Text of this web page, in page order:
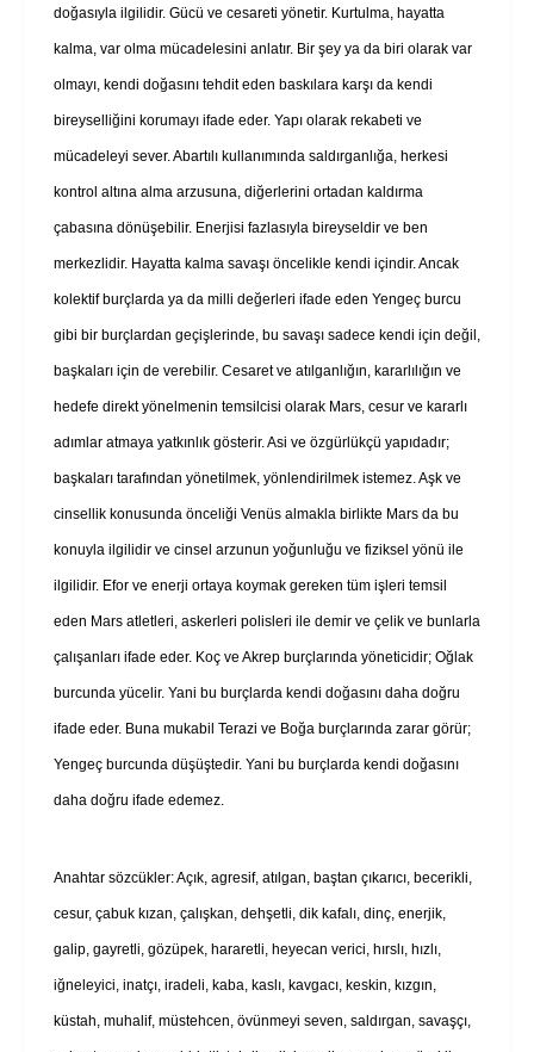
doğasıyla ilgilidir. Gücü ve cesareti yönetir. Kurtulma, hayatta
kalma, var olma mücadelesini anlatır. Bir şey ya da biri olarak var
olmayı, kendi doğasını tehdit eden baskılara karşı da kendi
bireyselliğini korumayı ifade eder. Yapı olarak rekabeti ve
mücadeleyi sever. Abartılı kullanımında saldırganlığa, herkesi
kontrol altına alma arzusuna, diğerlerini ortadan kaldırma
çabasına dönüşebilir. Enerjisi fazlasıyla bireyseldir ve ben
merkezlidir. Hayatta kalma savaşı öncelikle kendi içindir. Ancak
kolektif burçlarda ya da milli değerleri ifade eden Yengeç burcu
gibi bir burçlardan geçişlerinde, bu savaşı sadece kendi için değil,
başkaları için de verebilir. Cesaret ve atılganlığın, kararlılığın ve
hedefe direkt yönelmenin temsilcisi olarak Mars, cesur ve kararlı
adımlar atmaya yatkınlık gösterir. Asi ve özgürlükçü yapıdadır;
başkaları tarafından yönetilmek, yönlendirilmek istemez. Aşk ve
cinsellik konusunda önceliği Venüs almakla birlikte Mars da bu
konuyla ilgilidir ve cinsel arzunun yoğunluğu ve fiziksel yönü ile
ilgilidir. Efor ve enerji ortaya koymak gereken tüm işleri temsil
eden Mars atletleri, askerleri polisleri ile demir ve çelik ve bunlarla
çalışanları ifade eder. Koç ve Akrep burçlarında yöneticidir; Oğlak
burcunda yücelir. Yani bu burçlarda kendi doğasını daha doğru
ifade eder. Buna mukabil Terazi ve Boğa burçlarında zarar görür;
Yengeç burcunda düşüştedir. Yani bu burçlarda kendi doğasını
daha doğru ifade edemez.
Anahtar sözcükler: Açık, agresif, atılgan, baştan çıkarıcı, becerikli,
cesur, çabuk kızan, çalışkan, dehşetli, dik kafalı, dinç, enerjik,
galip, gayretli, gözüpek, hararetli, heyecan verici, hırslı, hızlı,
iğneleyici, inatçı, iradeli, kaba, kaslı, kavgacı, keskin, kızgın,
küstah, muhalif, müstehcen, övünmeyi seven, saldırgan, savaşçı,